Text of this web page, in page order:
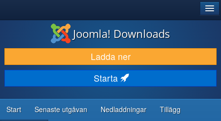
LADDA NER & UTÖKA
UPPTÄCK & LÄR
GEMENSKAP & SUPPORT
RESURSER FÖR UTVECKLARE
Joomla! Downloads
Ladda ner
Starta
Start Senaste utgåvan Nedladdningar Tillägg